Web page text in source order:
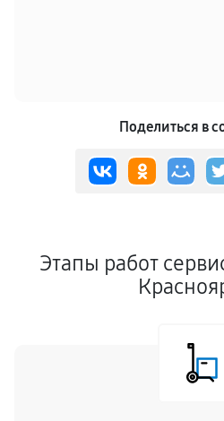
Поделиться в
Этапы работ